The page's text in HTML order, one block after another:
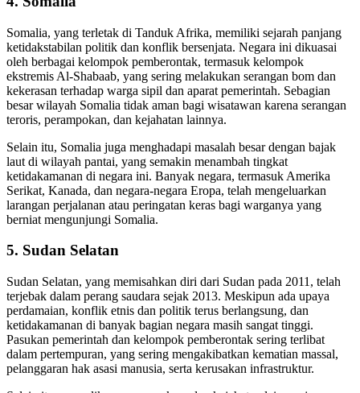
Somalia, yang terletak di Tanduk Afrika, memiliki sejarah panjang
ketidakstabilan politik dan konflik bersenjata. Negara ini dikuasai
oleh berbagai kelompok pemberontak, termasuk kelompok
ekstremis Al-Shabaab, yang sering melakukan serangan bom dan
kekerasan terhadap warga sipil dan aparat pemerintah. Sebagian
besar wilayah Somalia tidak aman bagi wisatawan karena serangan
teroris, perampokan, dan kejahatan lainnya.
Selain itu, Somalia juga menghadapi masalah besar dengan bajak
laut di wilayah pantai, yang semakin menambah tingkat
ketidakamanan di negara ini. Banyak negara, termasuk Amerika
Serikat, Kanada, dan negara-negara Eropa, telah mengeluarkan
larangan perjalanan atau peringatan keras bagi warganya yang
berniat mengunjungi Somalia.
5. Sudan Selatan
Sudan Selatan, yang memisahkan diri dari Sudan pada 2011, telah
terjebak dalam perang saudara sejak 2013. Meskipun ada upaya
perdamaian, konflik etnis dan politik terus berlangsung, dan
ketidakamanan di banyak bagian negara masih sangat tinggi.
Pasukan pemerintah dan kelompok pemberontak sering terlibat
dalam pertempuran, yang sering mengakibatkan kematian massal,
pelanggaran hak asasi manusia, serta kerusakan infrastruktur.